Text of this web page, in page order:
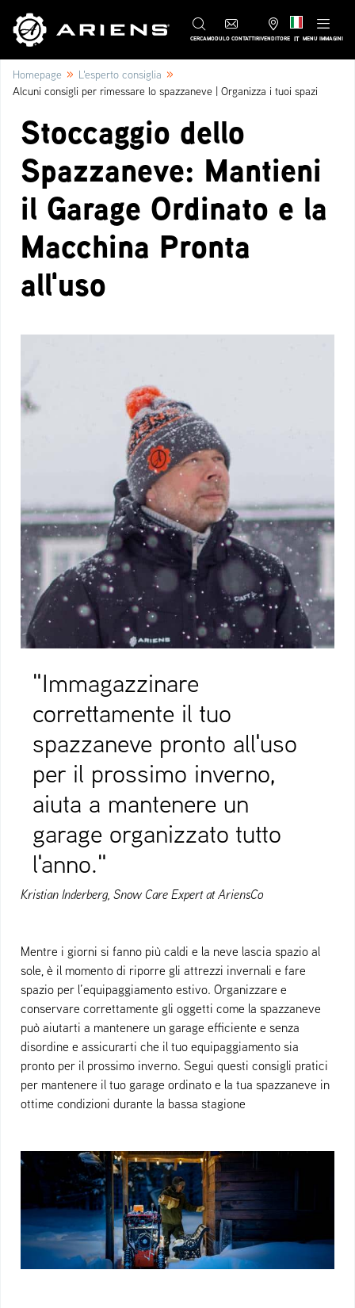
CERCAMODULO CONTATTIRIVENDITORE IT MENU IMMAGINI
Homepage » L'esperto consiglia »
Alcuni consigli per rimessare lo spazzaneve | Organizza i tuoi spazi
Stoccaggio dello
Spazzaneve: Mantieni
il Garage Ordinato e la
Macchina Pronta
all'uso
"Immagazzinare
correttamente il tuo
spazzaneve pronto all'uso
per il prossimo inverno,
aiuta a mantenere un
garage organizzato tutto
l'anno."
Kristian Inderberg, Snow Care Expert at AriensCo
Mentre i giorni si fanno più caldi e la neve lascia spazio al
sole, è il momento di riporre gli attrezzi invernali e fare
spazio per l’equipaggiamento estivo. Organizzare e
conservare correttamente gli oggetti come la spazzaneve
può aiutarti a mantenere un garage efficiente e senza
disordine e assicurarti che il tuo equipaggiamento sia
pronto per il prossimo inverno. Segui questi consigli pratici
per mantenere il tuo garage ordinato e la tua spazzaneve in
ottime condizioni durante la bassa stagione